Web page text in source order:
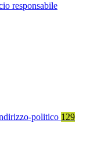
responsabile
politico 129